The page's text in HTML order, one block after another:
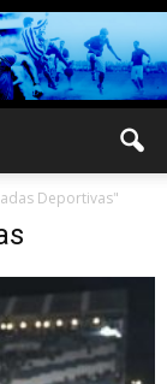
Deportivas"